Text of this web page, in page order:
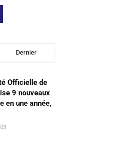
Dernier
Officielle de
9 nouveaux
en une année,